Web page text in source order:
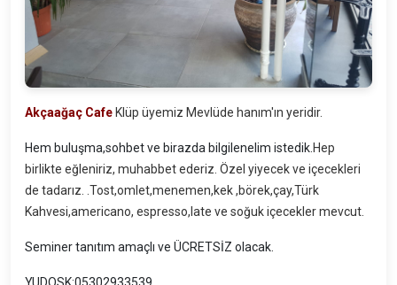
Akçaağaç CafeKlüp üyemiz Mevlüde hanım'ın yeridir.
Hem buluşma,sohbet ve birazda bilgilenelim istedik.Hep
birlikte eğleniriz, muhabbet ederiz. Özel yiyecek ve içecekleri
de tadarız. .Tost,omlet,menemen,kek ,börek,çay,Türk
Kahvesi,americano, espresso,late ve soğuk içecekler mevcut.
Seminer tanıtım amaçlı ve ÜCRETSİZ olacak.
YUDOSK:05302933539